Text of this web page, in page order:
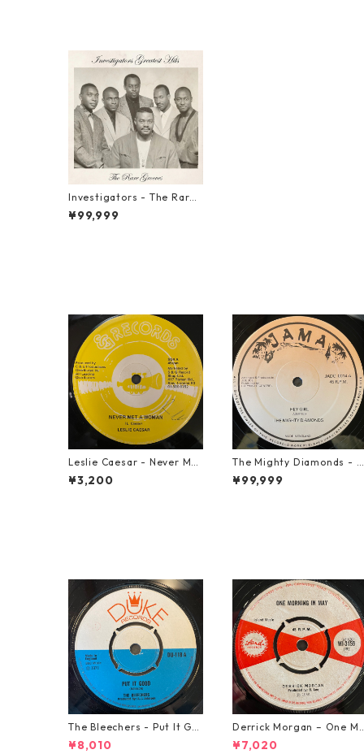
Investigators - The Rare
Grooves【LP-70077】
¥99,999
Leslie Caesar - Never Met
A Woman【12-50067】
¥3,200
The Mighty Diamonds - H
ey Girl【12-50053】
¥99,999
The Bleechers - Put It Go
od 【7-21637】
¥8,010
Derrick Morgan – One
rning In May【7-21653】
¥7,020